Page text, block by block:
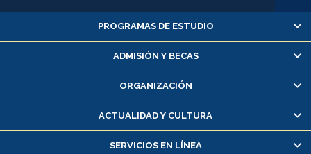
Alumnas/os y exalumnas/os
Matrícula en línea
Inscripción y cambio de asignaturas
Consulta y certificado de notas
Servicio médico y dental
Pago de arancel y crédito alumnos
PROGRAMAS DE ESTUDIO
ADMISIÓN Y BECAS
ORGANIZACIÓN
ACTUALIDAD Y CULTURA
SERVICIOS EN LÍNEA